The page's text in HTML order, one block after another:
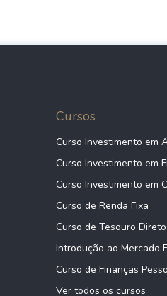
Cursos
Curso Investimento em
Curso Investimento em
Curso Investimento em
Curso de Renda Fixa
Curso de Tesouro Direto
Introdução ao Mercado
Curso de Finanças
Ver todos os cursos